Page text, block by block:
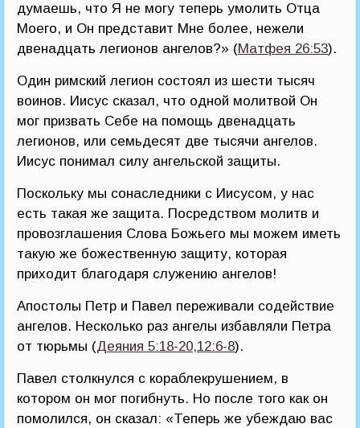
думаешь, что Я не могу теперь умолить Отца
Моего, и Он представит Мне более, нежели
двенадцать легионов ангелов?» (Матфея 26:53).
Один римский легион состоял из шести тысяч
воинов. Иисус сказал, что одной молитвой Он
мог призвать Себе на помощь двенадцать
легионов, или семьдесят две тысячи ангелов.
Иисус понимал силу ангельской защиты.
Поскольку мы сонаследники с Иисусом, у нас
есть такая же защита. Посредством молитв и
провозглашения Слова Божьего мы можем иметь
такую же божественную защиту, которая
приходит благодаря служению ангелов!
Апостолы Петр и Павел переживали содействие
ангелов. Несколько раз ангелы избавляли Петра
от тюрьмы (Деяния 5:18-20,12:6-8).
Павел столкнулся с кораблекрушением, в
котором он мог погибнуть. Но после того как он
помолился, он сказал: «Теперь же убеждаю вас